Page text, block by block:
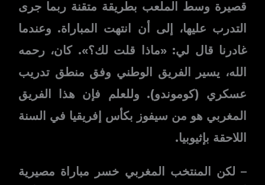
قصيرة وسط الملعب بطريقة متقنة ربما جرى
التدرب عليها، إلى أن انتهت المباراة. وعندما
غادرنا قال لي: «ماذا قلت لك؟». كان، رحمه
الله، يسير الفريق الوطني وفق منطق تدريب
عسكري (كوموندو). وللعلم فإن هذا الفريق
المغربي هو من سيفوز بكأس إفريقيا في السنة
اللاحقة بإثيوبيا.
– لكن المنتخب المغربي خسر مباراة مصيرية